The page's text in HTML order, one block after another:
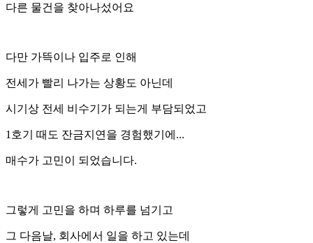
다른 물건을 찾아나섰어요
다만 가뜩이나 입주로 인해
전세가 빨리 나가는 상황도 아닌데
시기상 전세 비수기가 되는게 부담되었고
1호기 때도 잔금지연을 경험했기에...
매수가 고민이 되었습니다.
그렇게 고민을 하며 하루를 넘기고
그 다음날, 회사에서 일을 하고 있는데